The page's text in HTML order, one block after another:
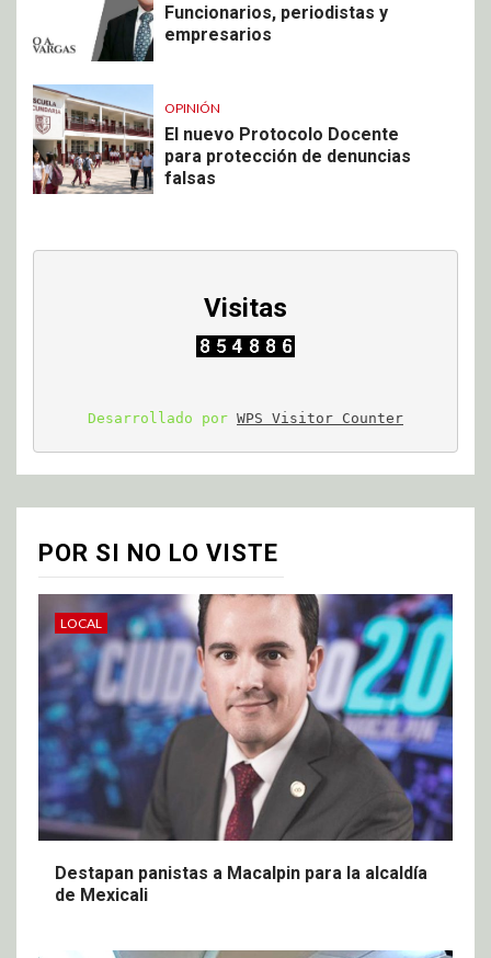
Funcionarios, periodistas y
empresarios
OPINIÓN
El nuevo Protocolo Docente
para protección de denuncias
falsas
Visitas
Desarrollado por WPS Visitor Counter
POR SI NO LO VISTE
LOCAL
Destapan panistas a Macalpin para la alcaldía
de Mexicali